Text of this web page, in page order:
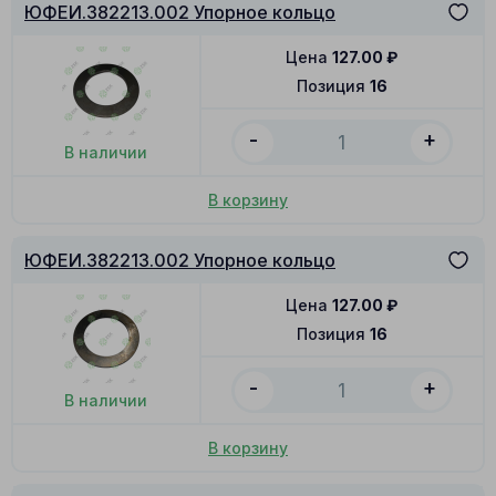
ЮФЕИ.382213.002 Упорное кольцо
В наличии
Позиция 16
Цена 127.00 ₽
- +
В корзину
ЮФЕИ.382213.002 Упорное кольцо
В наличии
Позиция 16
Цена 127.00 ₽
- +
В корзину